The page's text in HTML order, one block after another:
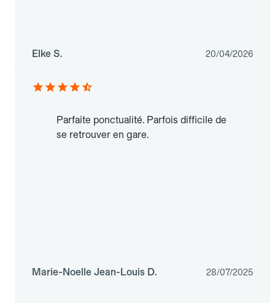
Elke S. 20/04/2026
Parfaite ponctualité. Parfois difficile de
se retrouver en gare.
Marie-Noelle Jean-Louis D. 28/07/2025